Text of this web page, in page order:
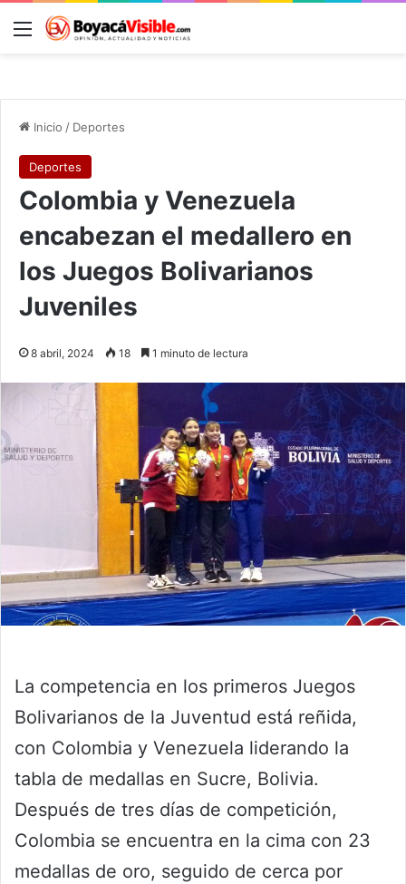
Menú
Inicio / Deportes
Deportes
Colombia y Venezuela
encabezan el medallero en
los Juegos Bolivarianos
Juveniles
8 abril, 2024 18 1 minuto de lectura
La competencia en los primeros Juegos
Bolivarianos de la Juventud está reñida,
con Colombia y Venezuela liderando la
tabla de medallas en Sucre, Bolivia.
Después de tres días de competición,
Colombia se encuentra en la cima con 23
medallas de oro, seguido de cerca por